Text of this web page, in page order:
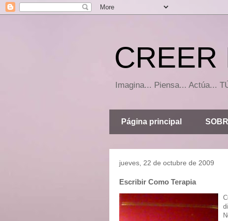
CREER
Imagina... Piensa... Actúa...
Página principal
jueves, 22 de octubre de 2009
Escribir Como Terapia